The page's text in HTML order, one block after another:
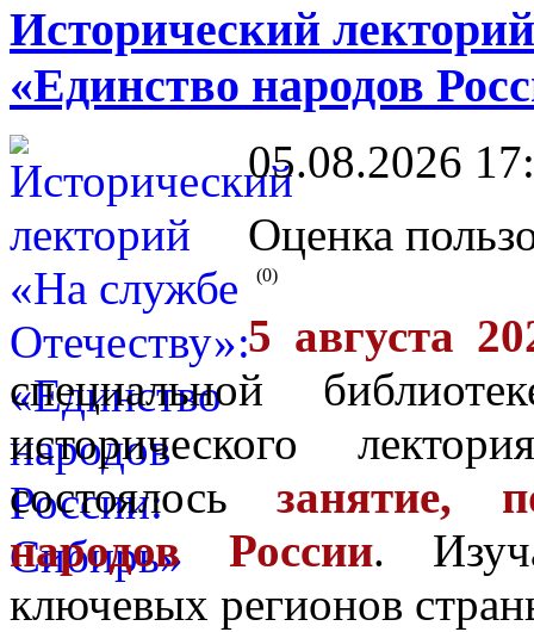
Исторический
«Единство народов
05.08.2026
Оценка
(0)
5 августа
специальной
исторического
состоялосьзанятие,
народов России.
ключевых регионов